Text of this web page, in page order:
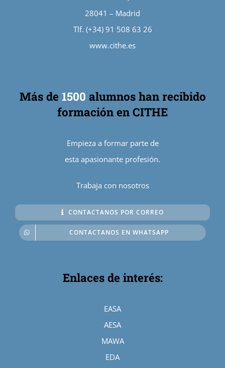
28041 – Madrid
Tlf. (+34) 91 508 63 26
www.cithe.es
Más de 1500 alumnos han recibido
formación en CITHE
Empieza a formar parte de
esta apasionante profesión.
Trabaja con nosotros
CONTACTANOS POR CORREO
CONTACTANOS EN WHATSAPP
Enlaces de interés:
EASA
AESA
MAWA
EDA